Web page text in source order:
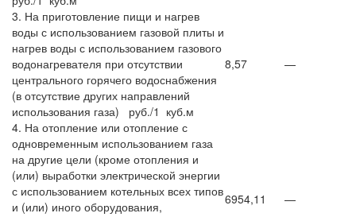
3. На приготовление пищи и нагрев
воды с использованием газовой плиты и
нагрев воды с использованием газового
водонагревателя при отсутствии
центрального горячего водоснабжения
(в отсутствие других направлений
использования газа) руб./1 куб.м
8,57 —
4. На отопление или отопление с
одновременным использованием газа
на другие цели (кроме отопления и
(или) выработки электрической энергии
с использованием котельных всех типов
и (или) иного оборудования,
6954,11 —